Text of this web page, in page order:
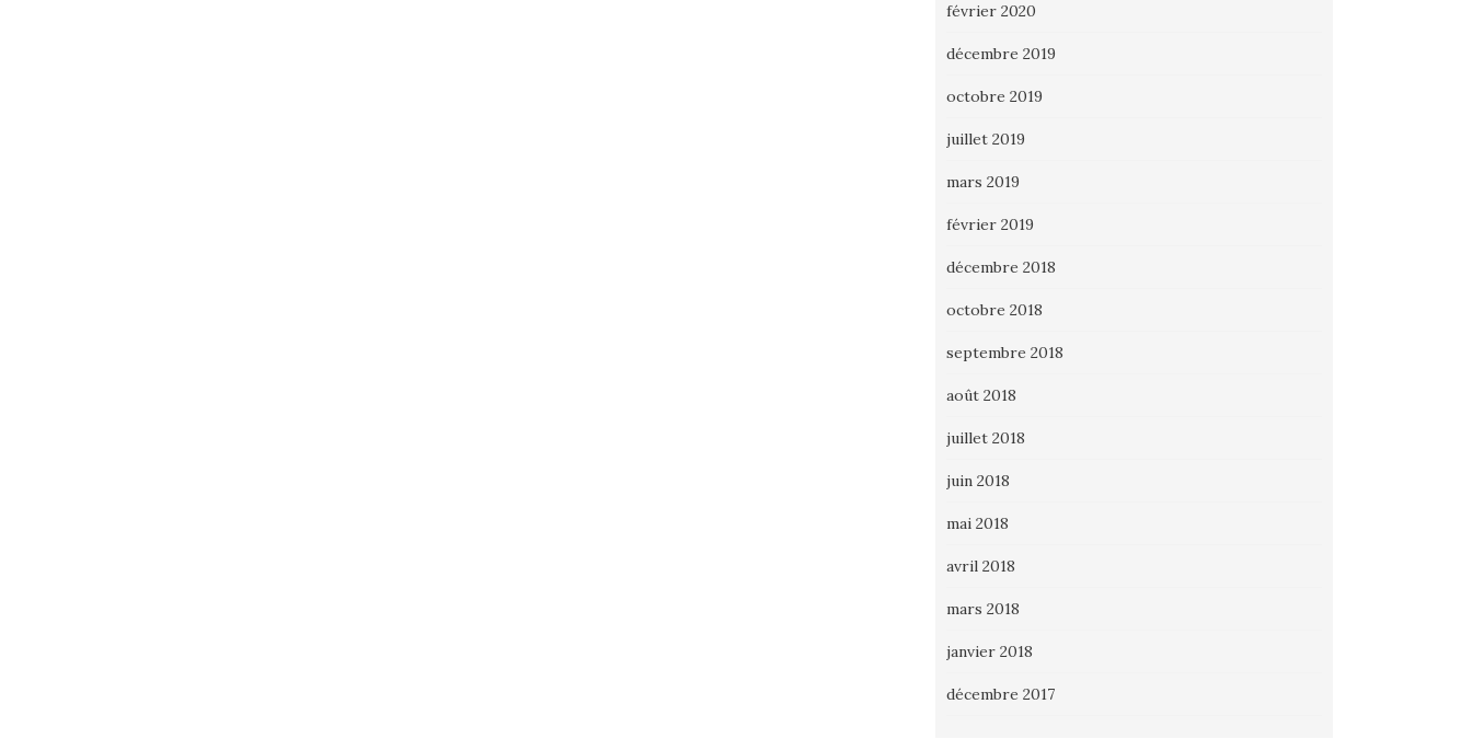
février 2020
décembre 2019
octobre 2019
juillet 2019
mars 2019
février 2019
décembre 2018
octobre 2018
septembre 2018
août 2018
juillet 2018
juin 2018
mai 2018
avril 2018
mars 2018
janvier 2018
décembre 2017